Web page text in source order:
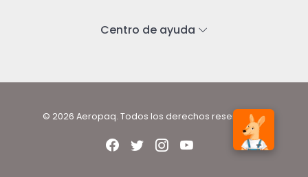
Centro de ayuda
© 2026 Aeropaq. Todos los derechos reservados.